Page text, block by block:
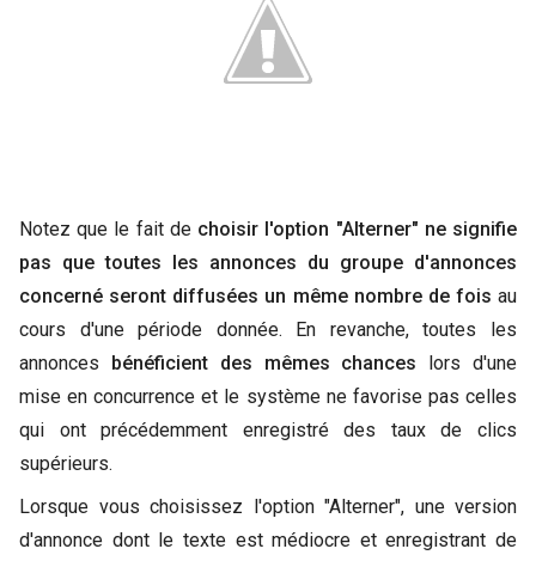
Notez que le fait de choisir l'option "Alterner" ne signifie
pas que toutes les annonces du groupe d'annonces
concerné seront diffusées un même nombre de fois au
cours d'une période donnée. En revanche, toutes les
annonces bénéficient des mêmes chances lors d'une
mise en concurrence et le système ne favorise pas celles
qui ont précédemment enregistré des taux de clics
supérieurs.
Lorsque vous choisissez l'option "Alterner", une version
d'annonce dont le texte est médiocre et enregistrant de